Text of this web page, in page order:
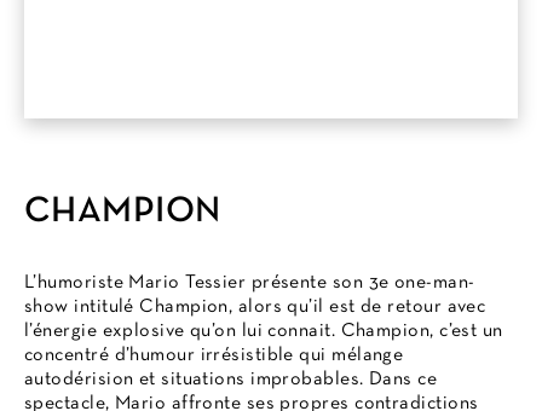
CHAMPION
L’humoriste Mario Tessier présente son 3e one-man-
show intitulé Champion, alors qu’il est de retour avec
l’énergie explosive qu’on lui connait. Champion, c’est un
concentré d’humour irrésistible qui mélange
autodérision et situations improbables. Dans ce
spectacle, Mario affronte ses propres contradictions